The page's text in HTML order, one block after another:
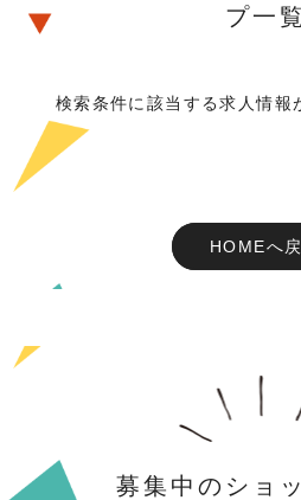
プ一覧
検索条件に該当する求人情報
HOMEへ
募集中のショ